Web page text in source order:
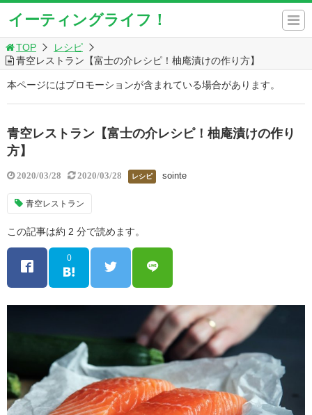
イーティングライフ！
TOP
レシピ
青空レストラン【富士の介レシピ！柚庵漬けの作り方】
本ページにはプロモーションが含まれている場合があります。
青空レストラン【富士の介レシピ！柚庵漬けの作り
方】
2020/03/28 2020/03/28 レシピ sointe
青空レストラン
この記事は約 2 分で読めます。
0